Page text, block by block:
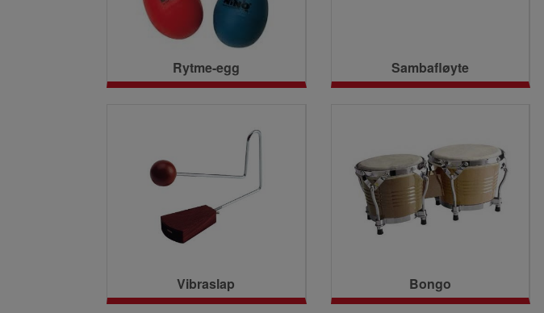
Rytme-egg Sambafløyte
Vibraslap Bongo